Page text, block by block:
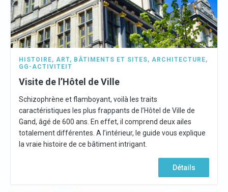
HISTOIRE, ART, BÂTIMENTS ET SITES, ARCHITECTURE,
GG-ACTIVITEIT
Visite de l’Hôtel de Ville
Schizophrène et flamboyant, voilà les traits
caractéristiques les plus frappants de l’Hôtel de Ville de
Gand, âgé de 600 ans. En effet, il comprend deux ailes
totalement différentes. A l’intérieur, le guide vous explique
la vraie histoire de ce bâtiment intrigant.
Détails